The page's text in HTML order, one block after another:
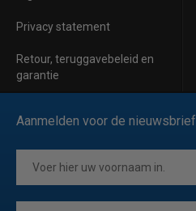
Privacy statement
Retour, teruggavebeleid en
garantie
Aanmelden voor de nieuwsbrief